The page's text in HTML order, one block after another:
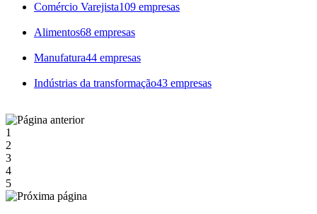
Comércio Varejista109 empresas
Alimentos68 empresas
Manufatura44 empresas
Indústrias da transformação43 empresas
1
2
3
4
5